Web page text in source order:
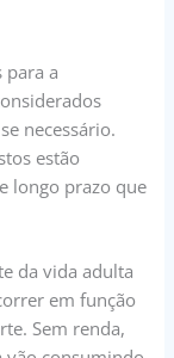
para a
necessário.
estão
longo prazo que
da vida adulta
em função
Sem renda,